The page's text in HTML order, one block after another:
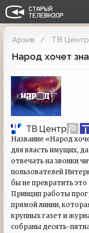
Архив ТВ Центр
Народ хочет
ТВ Центр
Название «Народ
для власть имущих,
отвечать на звонки
пользователей
бы не превратить
Принцип работы
прямой линии,
крупных газет и
собраны десять-